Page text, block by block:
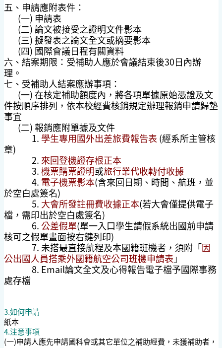
五、申請應附表件：
(一) 申請表
(二) 論文被接受之證明文件影本
(三) 擬發表之論文全文或摘要影本
(四) 國際會議日程有關資料
六、 結案期限：受補助人應於會議結束後30日內辦
理。
七、 受補助人結案應辦事項：
(一) 在核定補助額度內，將各項單據原始憑證及文
件按順序排列，依本校經費核銷規定辦理報銷申請歸墊
事宜
(二) 報銷應附單據及文件
1. 學生專用國外出差旅費報告表 (經系所主管核
章)
2.來回登機證存根正本
3.機票購票證明或旅行業代收轉付收據
4. 電子機票影本(含來回日期、時間、航班，並
於空白處簽名)
5. 大會所發註冊費收據正本(若大會僅提供電子
檔，需印出於空白處簽名)
6.公差假單(單一入口學生請假系統出國前申請
核可之假單畫面按右鍵列印)
7. 未搭最直接航程及本國籍班機者，須附「因
公出國人員搭乘外國籍航空公司班機申請表 」
8. Email論文全文及心得報告電子檔予國際事務
處存檔
3.如何申請
紙本
4.注意事項
(一)申請人應先申請國科會或其它單位之補助經費，未獲補助者，